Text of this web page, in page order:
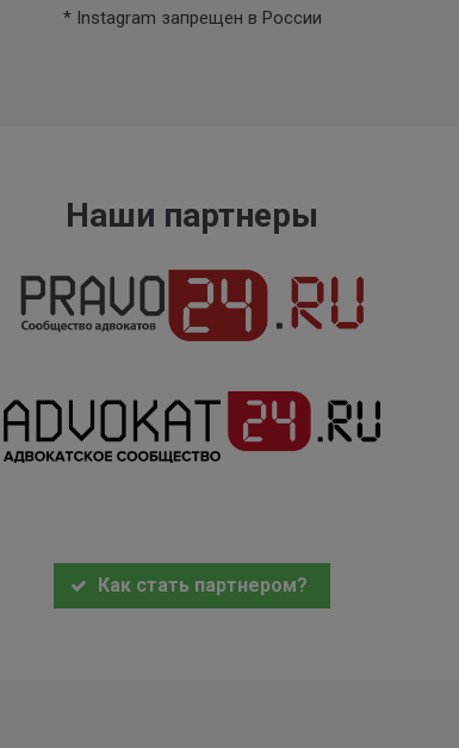
* Instagram запрещен в России
Наши партнеры
Как стать партнером?